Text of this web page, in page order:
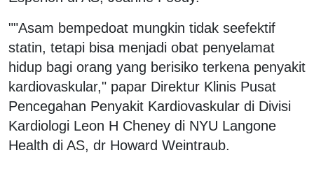
""Asam bempedoat mungkin tidak seefektif
statin, tetapi bisa menjadi obat penyelamat
hidup bagi orang yang berisiko terkena penyakit
kardiovaskular," papar Direktur Klinis Pusat
Pencegahan Penyakit Kardiovaskular di Divisi
Kardiologi Leon H Cheney di NYU Langone
Health di AS, dr Howard Weintraub.